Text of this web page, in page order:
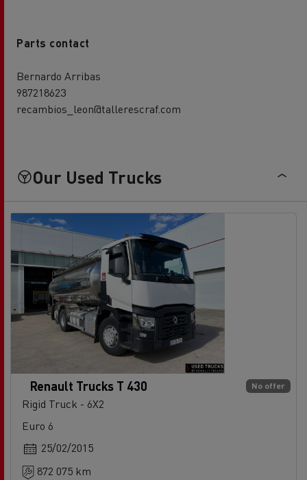
Parts contact
Bernardo Arribas
987218623
recambios_leon@tallerescraf.com
Our Used Trucks
No offer
Renault Trucks T 430
Rigid Truck - 6X2
Euro 6
25/02/2015
872 075 km